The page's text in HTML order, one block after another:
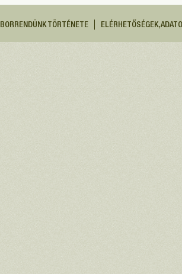
BORRENDÜNK TÖRTÉNETE ELÉRHETŐSÉGEK,